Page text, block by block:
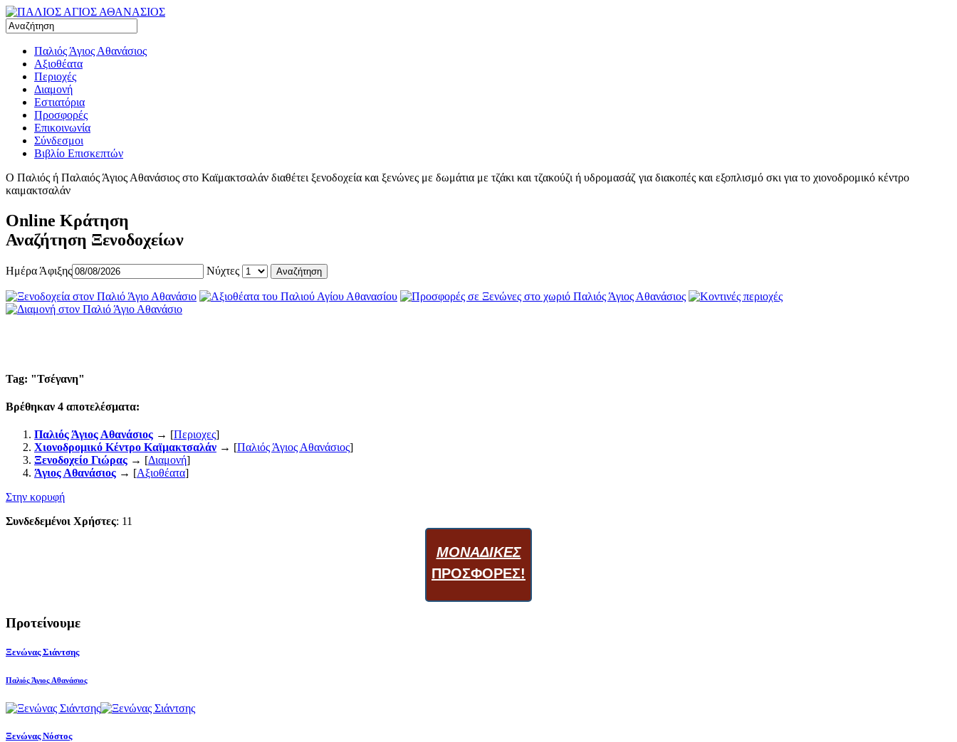
Παλιός Άγιος Αθανάσιος
Αξιοθέατα
Περιοχές
Διαμονή
Εστιατόρια
Προσφορές
Επικοινωνία
Σύνδεσμοι
Βιβλίο Επισκεπτών
Ο Παλιός ή Παλαιός Άγιος Αθανάσιος στο Καϊμακτσαλάν διαθέτει ξενοδοχεία και ξενώνες με δωμάτια με τζάκι και τζακούζι ή υδρομασάζ για διακοπές και εξοπλισμό σκι για το χιονοδρομικό κέντρο
καιμακτσαλάν
Online Κράτηση
Αναζήτηση Ξενοδοχείων
Ημέρα Άφιξης Νύχτες
Tag: "Τσέγανη"
Βρέθηκαν 4 αποτελέσματα:
Παλιός Άγιος Αθανάσιος → [Περιοχες]
Χιονοδρομικό Κέντρο Καϊμακτσαλάν → [Παλιός Άγιος Αθανάσιος]
Ξενοδοχείο Γιώρας → [Διαμονή]
Άγιος Αθανάσιος → [Αξιοθέατα]
Στην κορυφή
Συνδεδεμένοι Χρήστες: 11
ΜΟΝΑΔΙΚΕΣ
ΠΡΟΣΦΟΡΕΣ!
Προτείνουμε
Ξενώνας Σιάντσης
Παλιός Άγιος Αθανάσιος
Ξενώνας Νόστος